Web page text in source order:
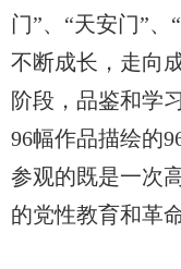
门”、“天安门”
不断成长，走向
阶段，品鉴和学
96幅作品描绘的
参观的既是一次
的党性教育和革